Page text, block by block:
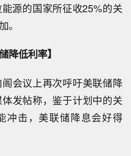
源的国家所征收25%的关
。
降低利率】
会议上再次呼吁美联储降
发帖称，鉴于计划中的关
冲击，美联储降息会好得